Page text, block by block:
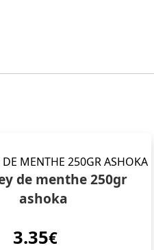
de menthe 250gr
ashoka
3.35€